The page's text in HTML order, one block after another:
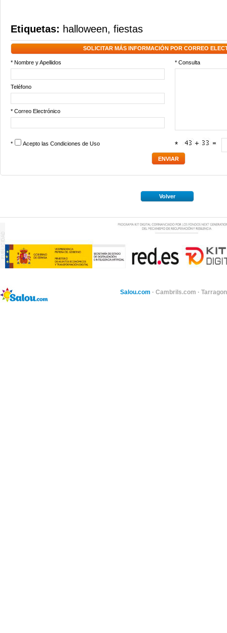
Etiquetas: halloween, fiestas
SOLICITAR MÁS INFORMACIÓN POR CORREO
* Nombre y Apellidos * Consulta
Teléfono
* Correo Electrónico
* Acepto las Condiciones de Uso *
Volver
Salou.com · Cambrils.com ·